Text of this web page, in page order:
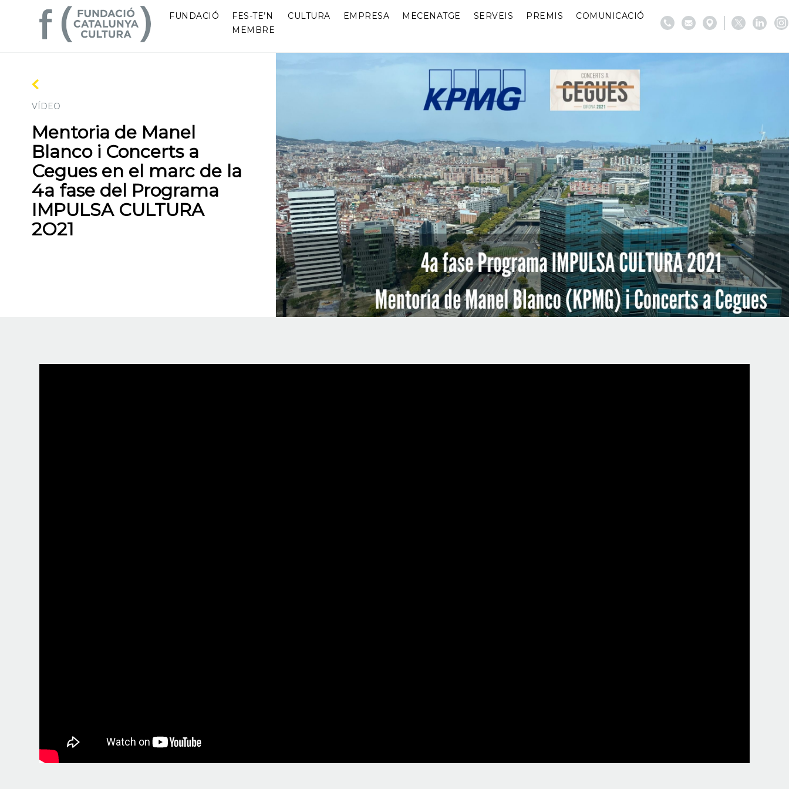
FUNDACIÓ
FES-TE’N
MEMBRE
CULTURA EMPRESA MECENATGE SERVEIS PREMIS COMUNICACIÓ
VÍDEO
Mentoria de Manel
Blanco i Concerts a
Cegues en el marc de la
4a fase del Programa
IMPULSA CULTURA
2O21